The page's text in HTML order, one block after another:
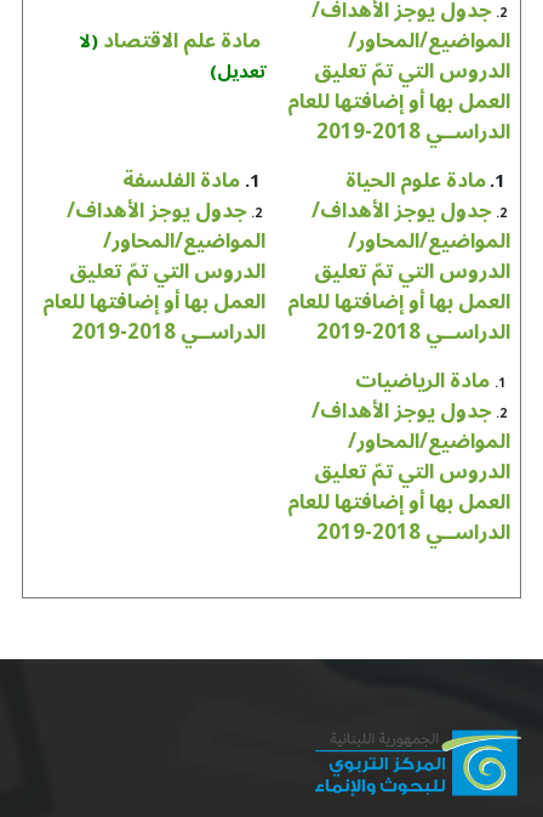
2. جدول يوجز الأهداف/
المواضيع/المحاور/
الدروس التي تمّ تعليق
العمل بها أو إضافتها للعام
الدراســي 2018-2019
مادة علم الاقتصاد(لا
تعديل)
1. مادة علوم الحياة
2. جدول يوجز الأهداف/
المواضيع/المحاور/
الدروس التي تمّ تعليق
العمل بها أو إضافتها للعام
الدراســي 2018-2019
1. مادة الفلسفة
2. جدول يوجز الأهداف/
المواضيع/المحاور/
الدروس التي تمّ تعليق
العمل بها أو إضافتها للعام
الدراســي 2018-2019
1. مادة الرياضيات
2. جدول يوجز الأهداف/
المواضيع/المحاور/
الدروس التي تمّ تعليق
العمل بها أو إضافتها للعام
الدراســي 2018-2019